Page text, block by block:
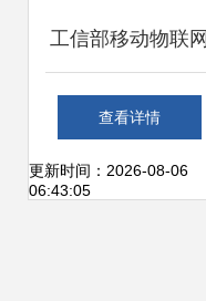
工信部移动物联网
应用优秀案例集锦
产业数字化篇——
查看详情
更新时间：2026-08-06
06:43:05